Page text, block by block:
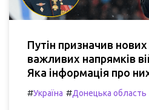
Путін призначив
важливих напрямків
Яка інформація про
#Україна #Донецька область